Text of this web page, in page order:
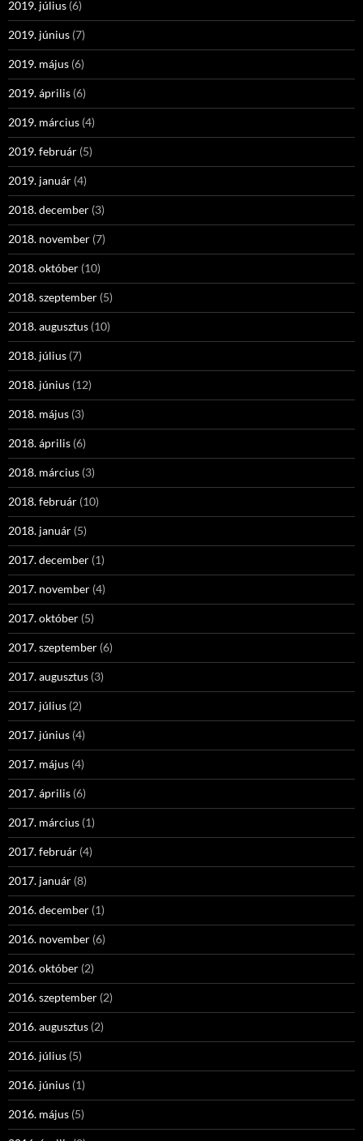
2019. július (6)
2019. június (7)
2019. május (6)
2019. április (6)
2019. március (4)
2019. február (5)
2019. január (4)
2018. december (3)
2018. november (7)
2018. október (10)
2018. szeptember (5)
2018. augusztus (10)
2018. július (7)
2018. június (12)
2018. május (3)
2018. április (6)
2018. március (3)
2018. február (10)
2018. január (5)
2017. december (1)
2017. november (4)
2017. október (5)
2017. szeptember (6)
2017. augusztus (3)
2017. július (2)
2017. június (4)
2017. május (4)
2017. április (6)
2017. március (1)
2017. február (4)
2017. január (8)
2016. december (1)
2016. november (6)
2016. október (2)
2016. szeptember (2)
2016. augusztus (2)
2016. július (5)
2016. június (1)
2016. május (5)